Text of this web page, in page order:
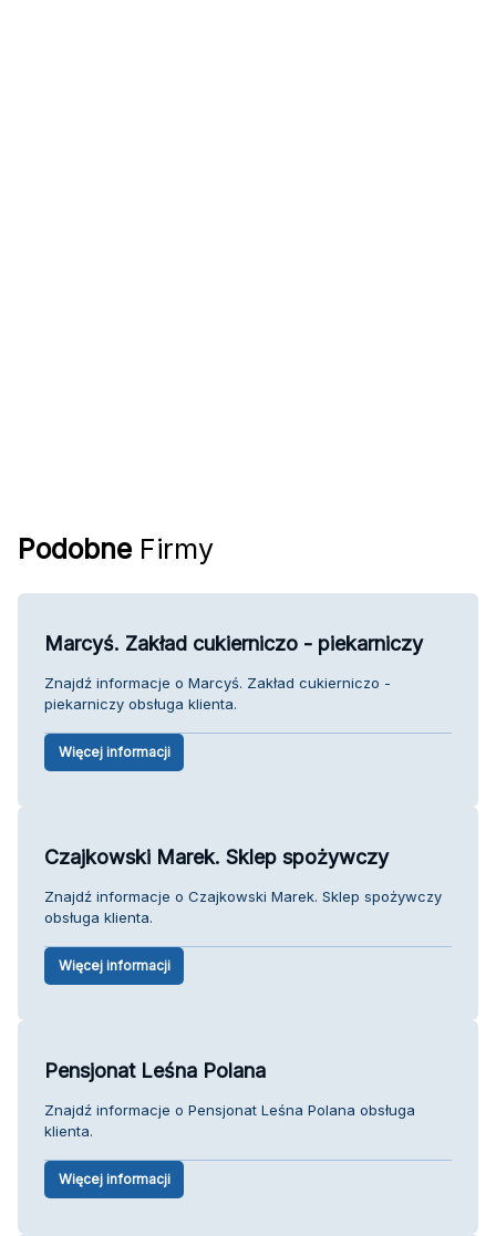
Podobne Firmy
Marcyś. Zakład cukierniczo - piekarniczy
Znajdź informacje o Marcyś. Zakład cukierniczo -
piekarniczy obsługa klienta.
Więcej informacji
Czajkowski Marek. Sklep spożywczy
Znajdź informacje o Czajkowski Marek. Sklep spożywczy
obsługa klienta.
Więcej informacji
Pensjonat Leśna Polana
Znajdź informacje o Pensjonat Leśna Polana obsługa
klienta.
Więcej informacji